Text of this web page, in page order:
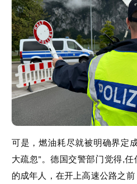
可是，燃油耗尽就被明确界定
大疏忽”。德国交警部门觉得,
的成年人，在开上高速公路之